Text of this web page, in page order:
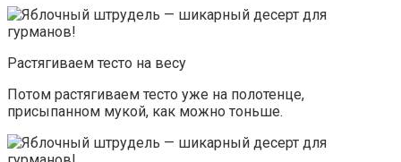
Растягиваем тесто на весу
Потом растягиваем тесто уже на полотенце,
присыпанном мукой, как можно тоньше.